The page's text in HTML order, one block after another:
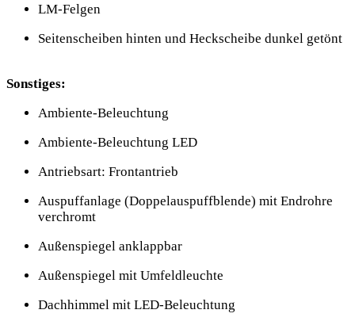
LM-Felgen
Seitenscheiben hinten und Heckscheibe dunkel getönt
Sonstiges:
Ambiente-Beleuchtung
Ambiente-Beleuchtung LED
Antriebsart: Frontantrieb
Auspuffanlage (Doppelauspuffblende) mit Endrohre
verchromt
Außenspiegel anklappbar
Außenspiegel mit Umfeldleuchte
Dachhimmel mit LED-Beleuchtung